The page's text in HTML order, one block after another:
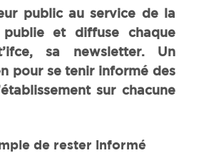
public au service de la
et diffuse chaque
’ifce, sa newsletter. Un
pour se tenir informé des
sur chacune
de rester informé